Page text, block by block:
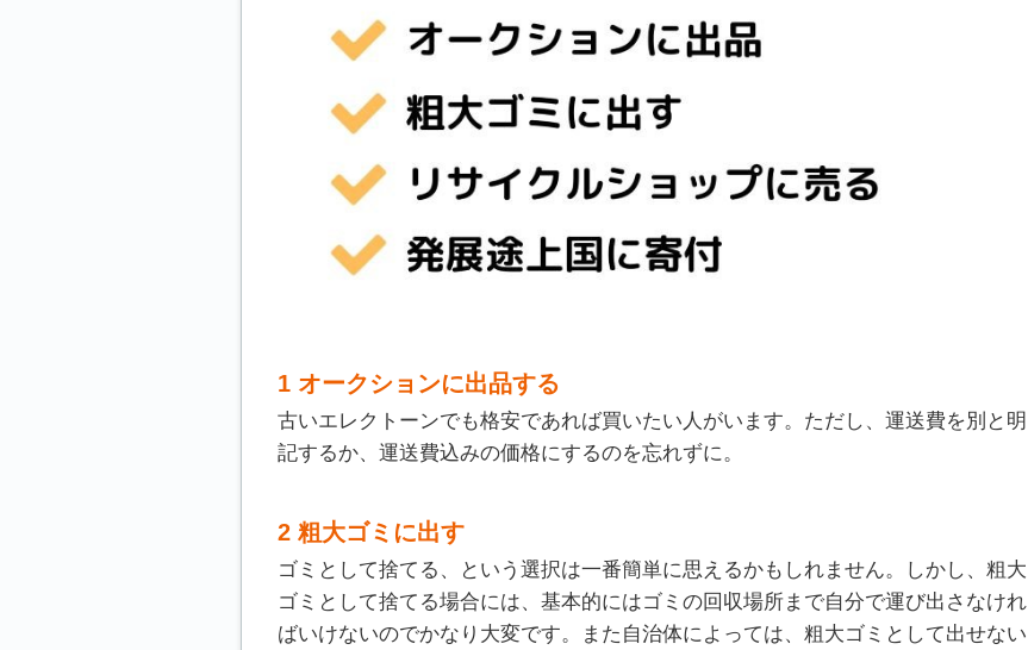
1 オークションに出品する
古いエレクトーンでも格安であれば買いたい人がいます。ただし、運送費を別と明
記するか、運送費込みの価格にするのを忘れずに。
2 粗大ゴミに出す
ゴミとして捨てる、という選択は一番簡単に思えるかもしれません。しかし、粗大
ゴミとして捨てる場合には、基本的にはゴミの回収場所まで自分で運び出さなけれ
ばいけないのでかなり大変です。また自治体によっては、粗大ゴミとして出せない